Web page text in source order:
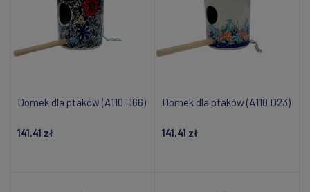
Domek dla ptaków (A110 D66)
141,41 zł
Domek dla ptaków (A110 D23)
141,41 zł